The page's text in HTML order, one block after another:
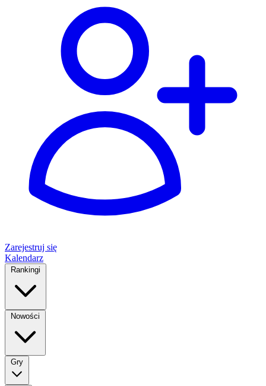
Zarejestruj się
Kalendarz
Rankingi
Nowości
Gry